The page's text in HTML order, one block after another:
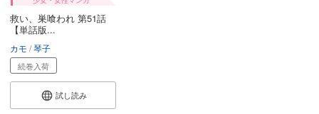
救い、巣喰われ 第51話
【単話版...
カモ 琴子
続巻入荷
試し読み